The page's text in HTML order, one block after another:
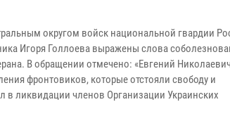
округом войск национальной гвардии
Игоря Голлоева выражены слова
В обращении отмечено: «Евгений
фронтовиков, которые отстояли свободу и
в ликвидации членов Организации Украинских